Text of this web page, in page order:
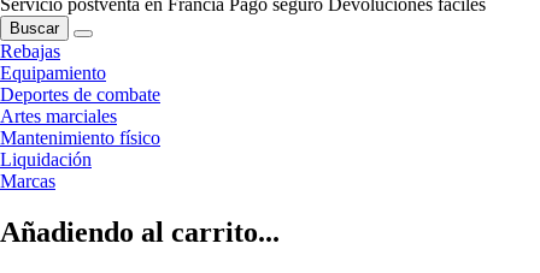
Servicio postventa en Francia Pago seguro Devoluciones fáciles
Buscar
Rebajas
Equipamiento
Deportes de combate
Artes marciales
Mantenimiento físico
Liquidación
Marcas
Añadiendo al carrito...